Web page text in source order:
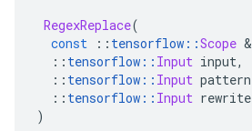
RegexReplace(
const
:: tensorflow ::Scope &
:: tensorflow :: Input input,
:: tensorflow :: Input pattern
:: tensorflow :: Input rewrite
)